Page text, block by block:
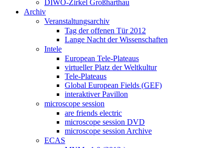
DIWO-Zirkel Großharthau
Archiv
Veranstaltungsarchiv
Tag der offenen Tür 2012
Lange Nacht der Wissenschaften
Intele
European Tele-Plateaus
virtueller Platz der Weltkultur
Tele-Plateaus
Global European Fields (GEF)
interaktiver Pavillon
microscope session
are friends electric
microscope session DVD
microscope session Archive
ECAS